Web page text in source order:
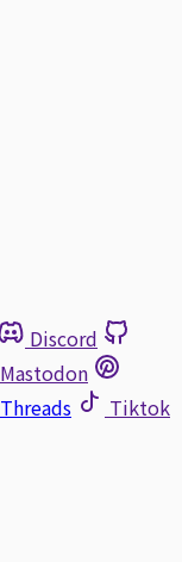
Discord
Mastodon
Threads
Tiktok